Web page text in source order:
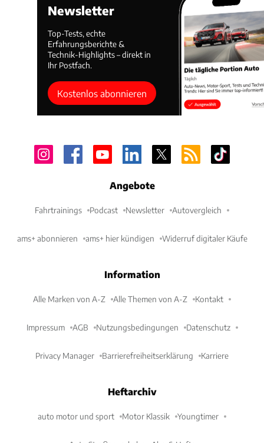
Newsletter
Top-Tests, echte
Erfahrungsberichte &
Technik-Highlights – direkt in
Ihr Postfach.
Kostenlos abonnieren
Angebote
Fahrtrainings Podcast Newsletter Autovergleich
ams+ abonnieren ams+ hier kündigen Widerruf digitaler Käufe
Information
Alle Marken von A-Z Alle Themen von A-Z Kontakt
Impressum AGB Nutzungsbedingungen Datenschutz
Privacy Manager Barrierefreiheitserklärung Karriere
Heftarchiv
auto motor und sport Motor Klassik Youngtimer